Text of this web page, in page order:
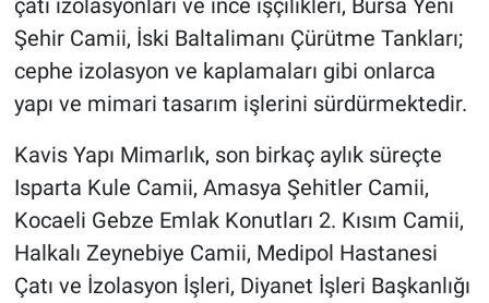
çatı izolasyonları ve ince işçilikleri, Bursa Yeni
Şehir Camii, İski Baltalimanı Çürütme Tankları;
cephe izolasyon ve kaplamaları gibi onlarca
yapı ve mimari tasarım işlerini sürdürmektedir.
Kavis Yapı Mimarlık, son birkaç aylık süreçte
Isparta Kule Camii, Amasya Şehitler Camii,
Kocaeli Gebze Emlak Konutları 2. Kısım Camii,
Halkalı Zeynebiye Camii, Medipol Hastanesi
Çatı ve İzolasyon İşleri, Diyanet İşleri Başkanlığı